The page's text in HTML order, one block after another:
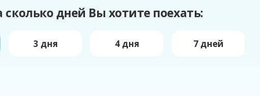
сколько дней Вы хотите поехать:
3 дня 4 дня 7 дней